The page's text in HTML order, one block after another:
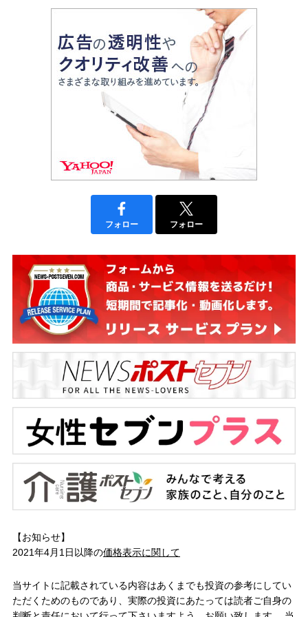
フォロー フォロー
【お知らせ】
2021年4月1日以降の価格表示に関して
当サイトに記載されている内容はあくまでも投資の参考にしてい
ただくためのものであり、実際の投資にあたっては読者ご自身の